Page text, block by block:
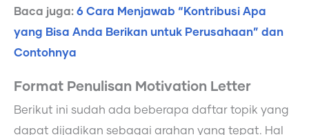
Baca juga: 6 Cara Menjawab “Kontribusi Apa
yang Bisa Anda Berikan untuk Perusahaan” dan
Contohnya
Format Penulisan Motivation Letter
Berikut ini sudah ada beberapa daftar topik yang
dapat dijadikan sebagai arahan yang tepat. Hal